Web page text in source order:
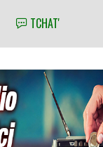
TCHAT'